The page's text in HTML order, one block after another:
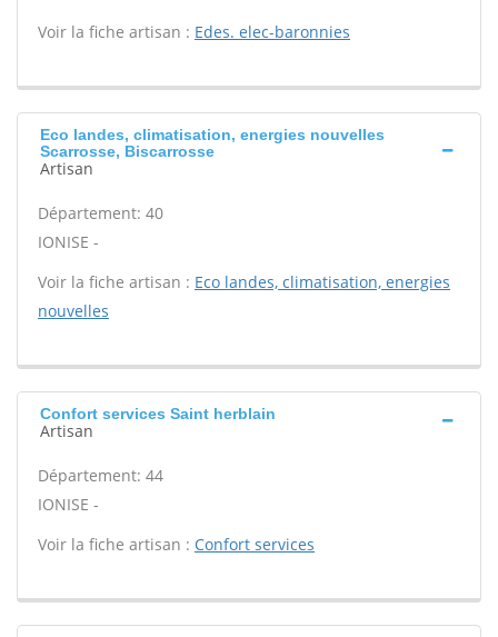
Voir la fiche artisan : Edes. elec-baronnies
Eco landes, climatisation, energies nouvelles
Scarrosse, Biscarrosse
Artisan
Département: 40
IONISE -
Voir la fiche artisan : Eco landes, climatisation, energies
nouvelles
Confort services Saint herblain
Artisan
Département: 44
IONISE -
Voir la fiche artisan : Confort services